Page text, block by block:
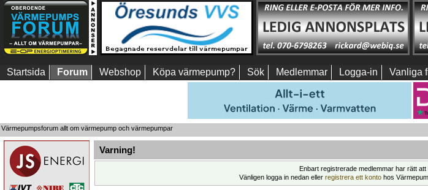
Startsida Forum Webshop Köpa värmepump? Sök Medlemmar Logga-in Vanliga
Värmepumpsforum allt om värmepump och värmepumpar
Varning!
Enbart registrerade medlemmar har rätt
Vänligen logga in nedan eller registrera ett konto hos